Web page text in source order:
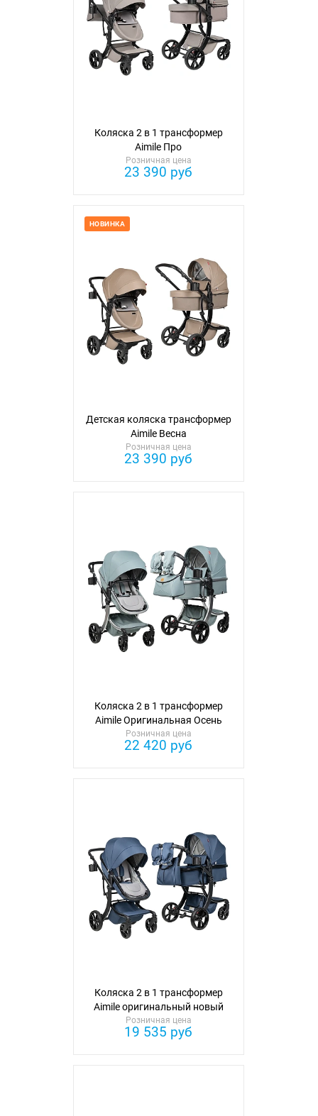
Коляска 2 в 1 трансформер
Aimile Про
Розничная цена
23 390 руб
НОВИНКА
Детская коляска трансформер
Aimile Весна
Розничная цена
23 390 руб
Коляска 2 в 1 трансформер
Aimile Оригинальная Осень
Розничная цена
22 420 руб
Коляска 2 в 1 трансформер
Aimile оригинальный новый
черный
Розничная цена
19 535 руб